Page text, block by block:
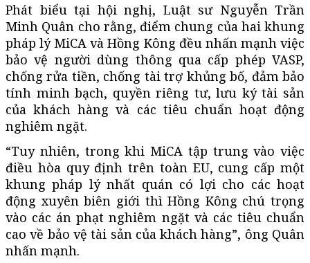
Phát biểu tại hội nghị, Luật sư Nguyễn Trần
Minh Quân cho rằng, điểm chung của hai khung
pháp lý MiCA và Hồng Kông đều nhấn mạnh việc
bảo vệ người dùng thông qua cấp phép VASP,
chống rửa tiền, chống tài trợ khủng bố, đảm bảo
tính minh bạch, quyền riêng tư, lưu ký tài sản
của khách hàng và các tiêu chuẩn hoạt động
nghiêm ngặt.
“Tuy nhiên, trong khi MiCA tập trung vào việc
điều hòa quy định trên toàn EU, cung cấp một
khung pháp lý nhất quán có lợi cho các hoạt
động xuyên biên giới thì Hồng Kông chú trọng
vào các án phạt nghiêm ngặt và các tiêu chuẩn
cao về bảo vệ tài sản của khách hàng”, ông Quân
nhấn mạnh.